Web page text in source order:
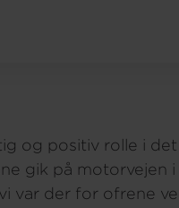
og positiv rolle i
gik på motorvejen
var der for ofrene